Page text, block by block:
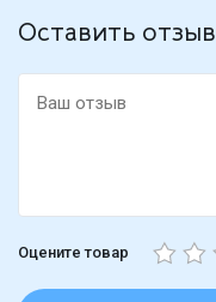
Оставить отзыв
Оцените товар